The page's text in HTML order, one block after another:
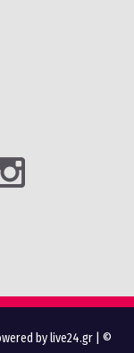
by live24.gr | ©